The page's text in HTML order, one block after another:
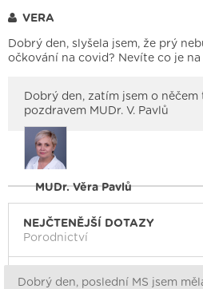
VERA
Dobrý den, slyšela jsem, že prý
očkování na covid? Nevíte co je
Dobrý den, zatím jsem o něčem
pozdravem MUDr. V. Pavlů
MUDr. Věra Pavlů
NEJČTENĚJŠÍ DOTAZY
Porodnictví
Dobrý den, poslední MS jsem